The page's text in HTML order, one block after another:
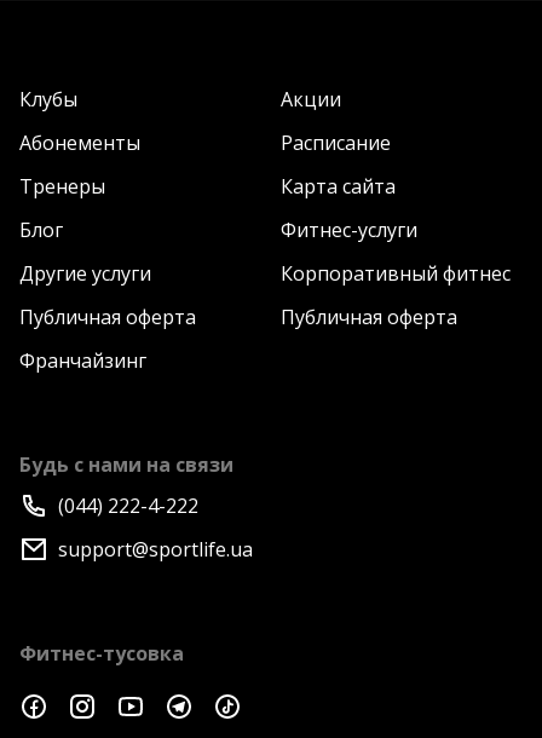
Клубы
Акции
Абонементы
Расписание
Тренеры
Карта сайта
Блог
Фитнес-услуги
Другие услуги
Корпоративный фитнес
Публичная оферта
Публичная оферта
Франчайзинг
Будь с нами на связи
(044) 222-4-222
support@sportlife.ua
Фитнес-тусовка